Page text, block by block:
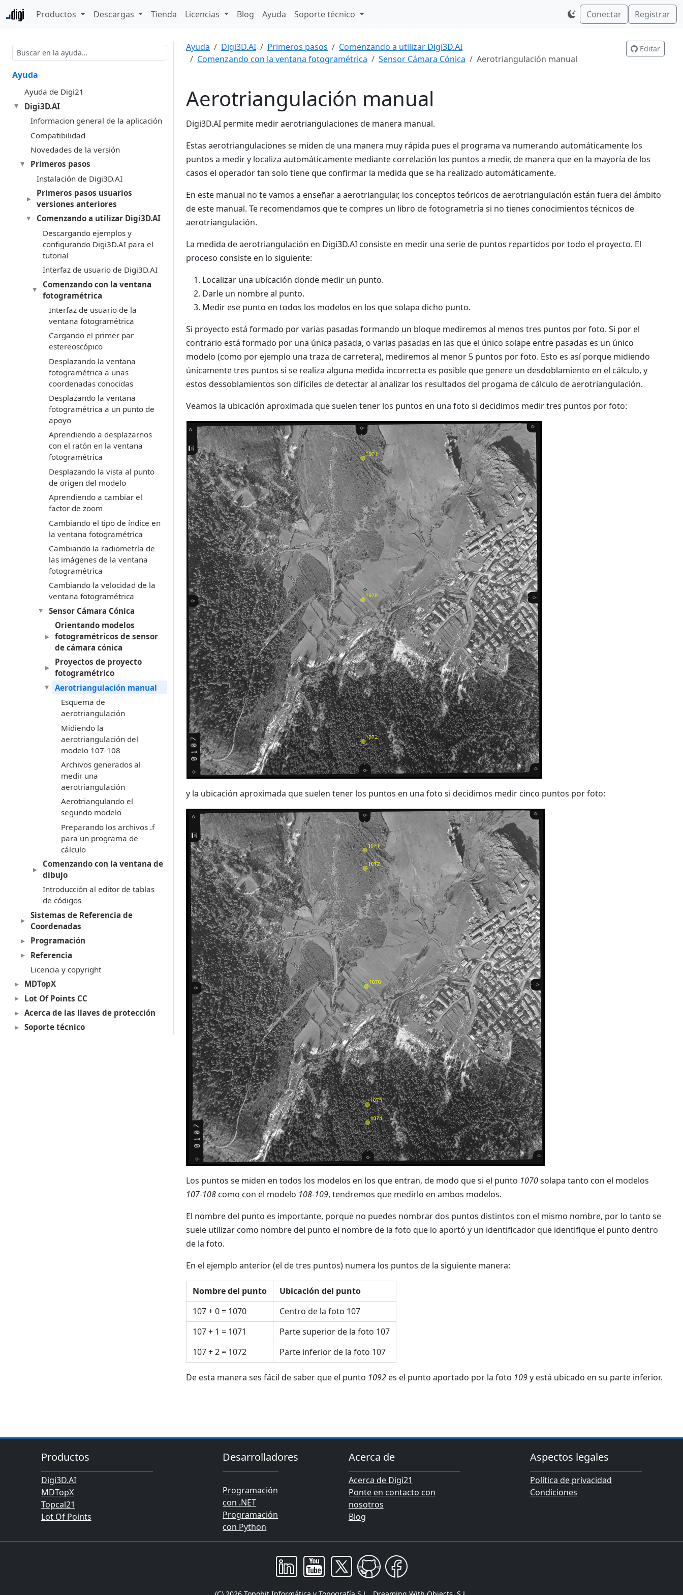
Productos Descargas Tienda Licencias Blog Ayuda Soporte técnico Conectar Registrar
Ayuda
Ayuda de Digi21
Digi3D.AI
Informacion general de la aplicación
Compatibilidad
Novedades de la versión
Primeros pasos
Instalación de Digi3D.AI
Primeros pasos usuarios
versiones anteriores
Comenzando a utilizar Digi3D.AI
Descargando ejemplos y
configurando Digi3D.AI para el
tutorial
Interfaz de usuario de Digi3D.AI
Comenzando con la ventana
fotogramétrica
Interfaz de usuario de la
ventana fotogramétrica
Cargando el primer par
estereoscópico
Desplazando la ventana
fotogramétrica a unas
coordenadas conocidas
Desplazando la ventana
fotogramétrica a un punto de
apoyo
Aprendiendo a desplazarnos
con el ratón en la ventana
fotogramétrica
Desplazando la vista al punto
de origen del modelo
Aprendiendo a cambiar el
factor de zoom
Cambiando el tipo de índice en
la ventana fotogramétrica
Cambiando la radiometría de
las imágenes de la ventana
fotogramétrica
Cambiando la velocidad de la
ventana fotogramétrica
Sensor Cámara Cónica
Orientando modelos
fotogramétricos de sensor
de cámara cónica
Proyectos de proyecto
fotogramétrico
Aerotriangulación manual
Esquema de
aerotriangulación
Midiendo la
aerotriangulación del
modelo 107-108
Archivos generados al
medir una
aerotriangulación
Aerotriangulando el
segundo modelo
Preparando los archivos .f
para un programa de
cálculo
Comenzando con la ventana de
dibujo
Introducción al editor de tablas
de códigos
Sistemas de Referencia de
Coordenadas
Programación
Referencia
Licencia y copyright
MDTopX
Lot Of Points CC
Acerca de las llaves de protección
Soporte técnico
Ayuda Digi3D.AI Primeros pasos
Comenzando a utilizar Digi3D.AI
Comenzando con la ventana fotogramétrica
Sensor Cámara Cónica Aerotriangulación manual
Editar
Aerotriangulación manual
Digi3D.AI permite medir aerotriangulaciones de manera manual.
Estas aerotriangulaciones se miden de una manera muy rápida pues el programa va numerando automáticamente los
puntos a medir y localiza automáticamente mediante correlación los puntos a medir, de manera que en la mayoría de los
casos el operador tan solo tiene que confirmar la medida que se ha realizado automáticamente.
En este manual no te vamos a enseñar a aerotriangular, los conceptos teóricos de aerotriangulación están fuera del ámbito
de este manual. Te recomendamos que te compres un libro de fotogrametría si no tienes conocimientos técnicos de
aerotriangulación.
La medida de aerotriangulación en Digi3D.AI consiste en medir una serie de puntos repartidos por todo el proyecto. El
proceso consiste en lo siguiente:
Localizar una ubicación donde medir un punto.
Darle un nombre al punto.
Medir ese punto en todos los modelos en los que solapa dicho punto.
Si proyecto está formado por varias pasadas formando un bloque mediremos al menos tres puntos por foto. Si por el
contrario está formado por una única pasada, o varias pasadas en las que el único solape entre pasadas es un único
modelo (como por ejemplo una traza de carretera), mediremos al menor 5 puntos por foto. Esto es así porque midiendo
únicamente tres puntos si se realiza alguna medida incorrecta es posible que genere un desdoblamiento en el cálculo, y
estos dessoblamientos son difíciles de detectar al analizar los resultados del progama de cálculo de aerotriangulación.
Veamos la ubicación aproximada que suelen tener los puntos en una foto si decidimos medir tres puntos por foto:
y la ubicación aproximada que suelen tener los puntos en una foto si decidimos medir cinco puntos por foto:
Los puntos se miden en todos los modelos en los que entran, de modo que si el punto 1070solapa tanto con el modelos
107-108 como con el modelo 108-109, tendremos que medirlo en ambos modelos.
El nombre del punto es importante, porque no puedes nombrar dos puntos distintos con el mismo nombre, por lo tanto se
suele utilizar como nombre del punto el nombre de la foto que lo aportó y un identificador que identifique el punto dentro
de la foto.
En el ejemplo anterior (el de tres puntos) numera los puntos de la siguiente manera:
Nombre del punto
Ubicación del punto
107 + 0 = 1070
Centro de la foto 107
107 + 1 = 1071
Parte superior de la foto 107
107 + 2 = 1072
Parte inferior de la foto 107
De esta manera ses fácil de saber que el punto 1092 es el punto aportado por la foto 109y está ubicado en su parte inferior.
Productos
Digi3D.AI
MDTopX
Topcal21
Lot Of Points
Desarrolladores
Programación
con .NET
Programación
con Python
Acerca de
Acerca de Digi21
Ponte en contacto con
nosotros
Blog
Aspectos legales
Política de privacidad
Condiciones